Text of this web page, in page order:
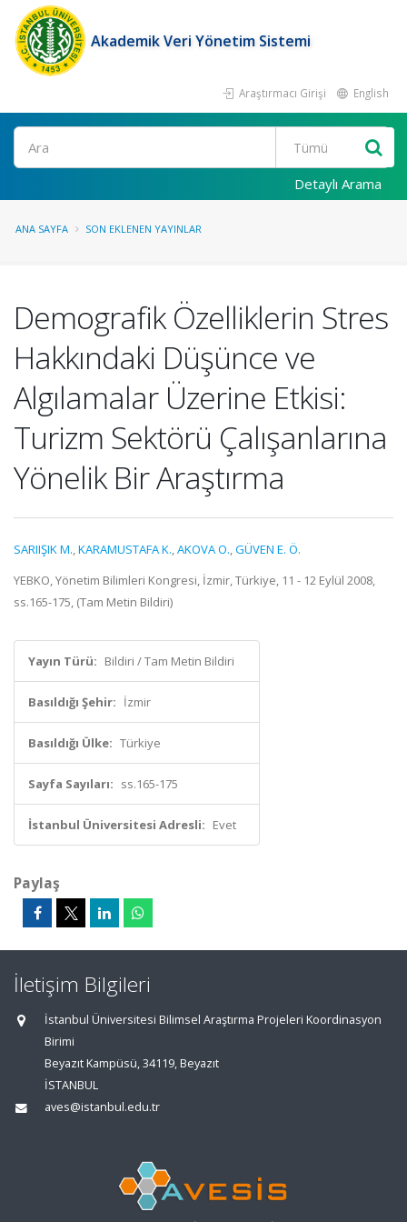
Akademik Veri Yönetim Sistemi
Araştırmacı Girişi English
Ara
Detaylı Arama
ANA SAYFA SON EKLENEN YAYINLAR
Demografik Özelliklerin Stres
Hakkındaki Düşünce ve
Algılamalar Üzerine Etkisi:
Turizm Sektörü Çalışanlarına
Yönelik Bir Araştırma
SARIIŞIK M.,KARAMUSTAFA K.,AKOVA O.,GÜVEN E. Ö.
YEBKO, Yönetim Bilimleri Kongresi, İzmir, Türkiye, 11 - 12 Eylül 2008,
ss.165-175, (Tam Metin Bildiri)
Yayın Türü: Bildiri / Tam Metin Bildiri
Basıldığı Şehir: İzmir
Basıldığı Ülke: Türkiye
Sayfa Sayıları: ss.165-175
İstanbul Üniversitesi Adresli: Evet
Paylaş
İletişim Bilgileri
İstanbul Üniversitesi Bilimsel Araştırma Projeleri Koordinasyon
Birimi
Beyazıt Kampüsü, 34119, Beyazıt
İSTANBUL
aves@istanbul.edu.tr